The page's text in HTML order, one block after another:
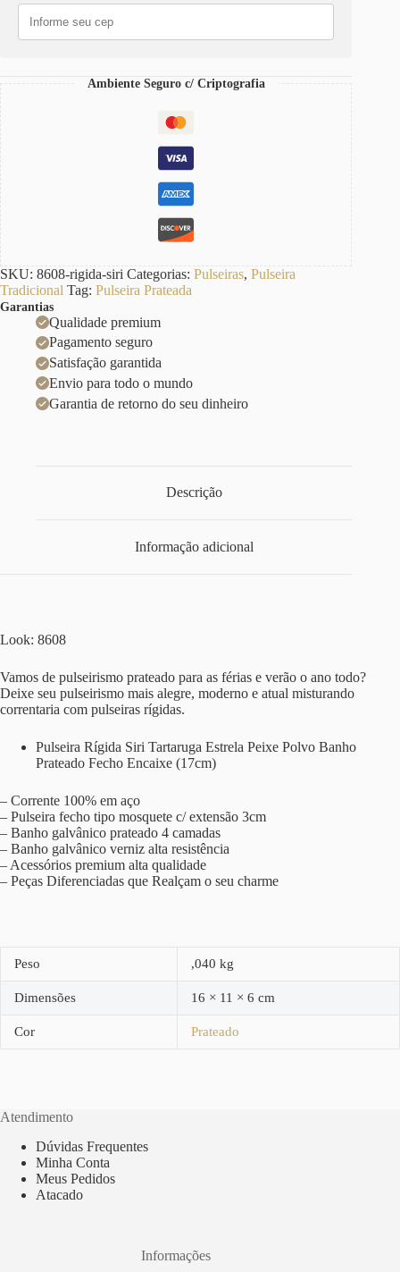
Banho
Prateado
Fecho
Ambiente Seguro c/ Criptografia
SKU: 8608-rigida-siri Categorias: Pulseiras, Pulseira
Tradicional Tag: Pulseira Prateada
Garantias
Qualidade premium
Pagamento seguro
Satisfação garantida
Envio para todo o mundo
Garantia de retorno do seu dinheiro
Descrição
Informação adicional
Look: 8608
Vamos de pulseirismo prateado para as férias e verão o ano todo?
Deixe seu pulseirismo mais alegre, moderno e atual misturando
correntaria com pulseiras rígidas.
Pulseira Rígida Siri Tartaruga Estrela Peixe Polvo Banho
Prateado Fecho Encaixe (17cm)
– Corrente 100% em aço
– Pulseira fecho tipo mosquete c/ extensão 3cm
– Banho galvânico prateado 4 camadas
– Banho galvânico verniz alta resistência
– Acessórios premium alta qualidade
– Peças Diferenciadas que Realçam o seu charme
Peso ,040 kg
Dimensões 16 × 11 × 6 cm
Cor Prateado
Atendimento
Dúvidas Frequentes
Minha Conta
Meus Pedidos
Atacado
Informações